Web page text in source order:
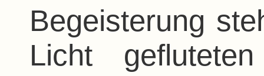
Begeisterung
Licht